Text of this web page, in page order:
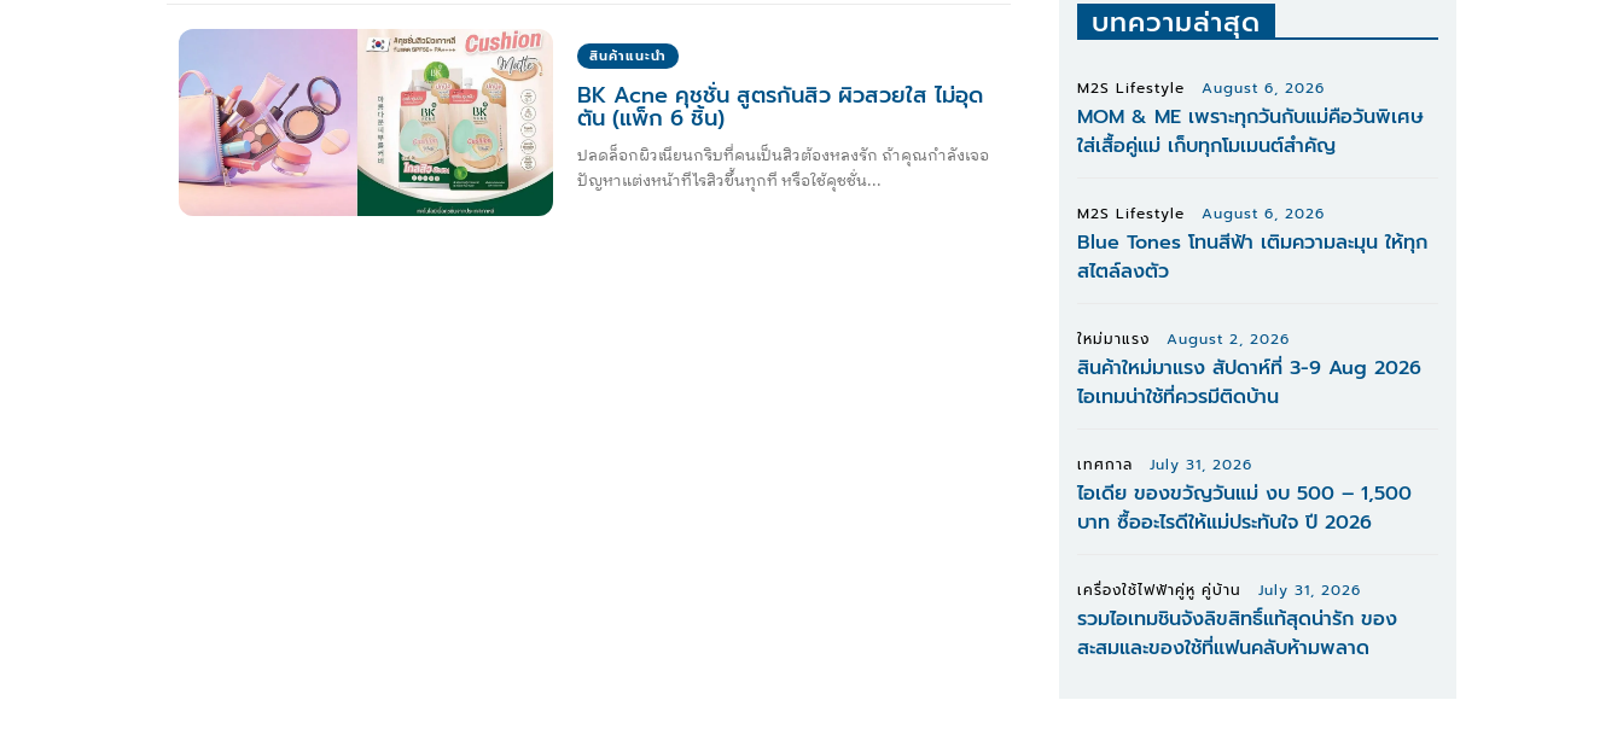
สินค้าแนะนำ
BK Acne คุชชั่น สูตรกันสิว ผิวสวยใส ไม่อุด
ตัน (แพ็ก 6 ชิ้น)
ปลดล็อกผิวเนียนกริบที่คนเป็นสิวต้องหลงรัก ถ้าคุณกำลังเจอ
ปัญหาแต่งหน้าทีไรสิวขึ้นทุกที หรือใช้คุชชั่น...
บทความล่าสุด
M2S Lifestyle August 6, 2026
MOM & ME เพราะทุกวันกับแม่คือวันพิเศษ
ใส่เสื้อคู่แม่ เก็บทุกโมเมนต์สำคัญ
M2S Lifestyle August 6, 2026
Blue Tones โทนสีฟ้า เติมความละมุน ให้ทุก
สไตล์ลงตัว
ใหม่มาแรง August 2, 2026
สินค้าใหม่มาแรง สัปดาห์ที่ 3-9 Aug 2026
ไอเทมน่าใช้ที่ควรมีติดบ้าน
เทศกาล July 31, 2026
ไอเดีย ของขวัญวันแม่ งบ 500 – 1,500
บาท ซื้ออะไรดีให้แม่ประทับใจ ปี 2026
เครื่องใช้ไฟฟ้าคู่หู คู่บ้าน July 31, 2026
รวมไอเทมชินจังลิขสิทธิ์แท้สุดน่ารัก ของ
สะสมและของใช้ที่แฟนคลับห้ามพลาด